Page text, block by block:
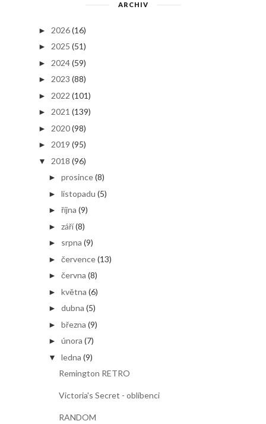
ARCHIV
► 2026(16)
► 2025 (51)
► 2024(59)
► 2023 (88)
► 2022 (101)
► 2021 (139)
► 2020(98)
► 2019 (95)
▼ 2018 (96)
► prosince(8)
► listopadu (5)
► října (9)
► září(8)
► srpna (9)
► července(13)
► června (8)
► května (6)
► dubna (5)
► března (9)
► února (7)
▼ ledna (9)
Remington RETRO
Victoria's Secret - oblíbenci
RANDOM